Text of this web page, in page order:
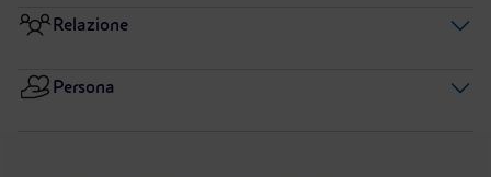
Relazione
Persona